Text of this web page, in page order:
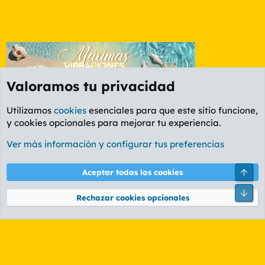
Foro General
Cookies
PL OLDSTYLE AMARILLO
Términos y reglas Política de privacidad Ayuda
Community platform by XenForo® © 2010-2026 XenForo Ltd.
Valoramos tu privacidad
Utilizamos cookies esenciales para que este sitio funcione,
y cookies opcionales para mejorar tu experiencia.
Ver más información y configurar tus preferencias
Aceptar todas las cookies
Rechazar cookies opcionales
Pie